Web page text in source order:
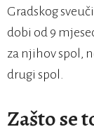
Gradskog
dobi od 9
za njihov spol,
drugi spol.
Zašto se